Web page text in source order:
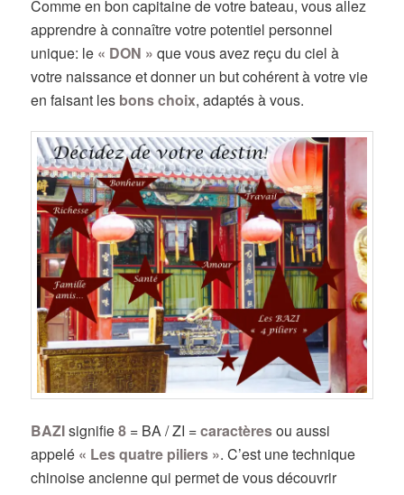
Comme en bon capitaine de votre bateau, vous allez
apprendre à connaître votre potentiel personnel
unique: le « DON » que vous avez reçu du ciel à
votre naissance et donner un but cohérent à votre vie
en faisant les bons choix, adaptés à vous.
BAZIsignifie8 = BA / ZI =caractèresou aussi
appelé « Les quatre piliers ». C’est une technique
chinoise ancienne qui permet de vous découvrir